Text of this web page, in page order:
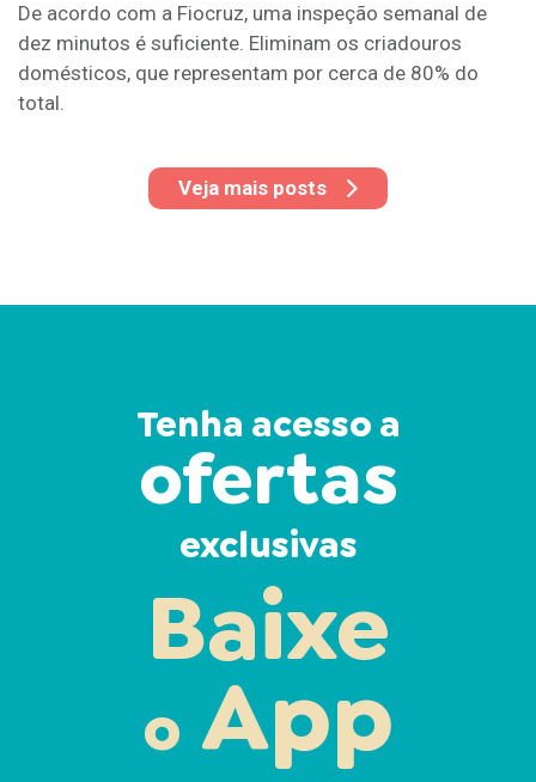
De acordo com a Fiocruz, uma inspeção semanal de
dez minutos é suficiente. Eliminam os criadouros
domésticos, que representam por cerca de 80% do
total.
Veja mais posts
Tenha acesso a
ofertas
exclusivas
Baixe
o App